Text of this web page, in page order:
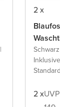
|
2 x
Standard
2 x